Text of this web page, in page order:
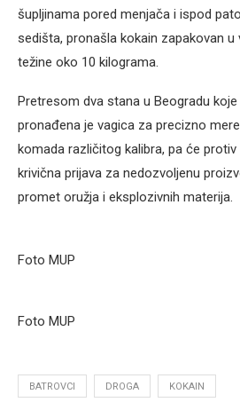
šupljinama pored menjača i ispod
sedišta, pronašla kokain zapakovan u
težine oko 10 kilograma.
Pretresom dva stana u Beogradu
pronađena je vagica za precizno
komada različitog kalibra, pa će
krivična prijava za nedozvoljenu
promet oružja i eksplozivnih materija.
Foto MUP
Foto MUP
BATROVCI DROGA KOKAIN